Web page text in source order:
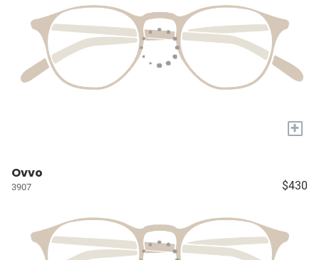
+
Ovvo
3907 $430